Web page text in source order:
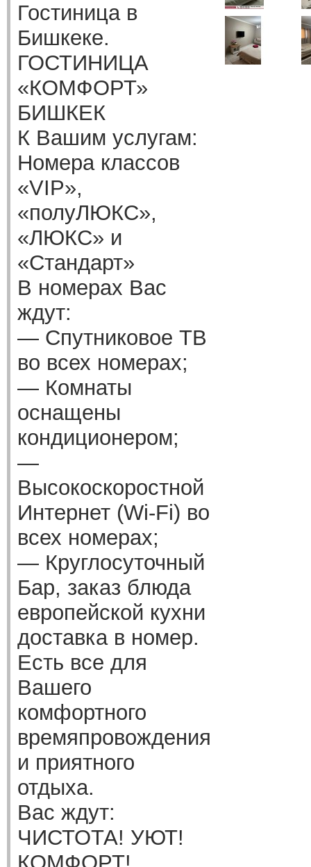
Гостиница в
Бишкеке.
ГОСТИНИЦА
«КОМФОРТ»
БИШКЕК
К Вашим услугам:
Номера классов
«VIP»,
«полуЛЮКС»,
«ЛЮКС» и
«Стандарт»
В номерах Вас
ждут:
— Спутниковое ТВ
во всех номерах;
— Комнаты
оснащены
кондиционером;
—
Высокоскоростной
Интернет (Wi-Fi) во
всех номерах;
— Круглосуточный
Бар, заказ блюда
европейской кухни
доставка в номер.
Есть все для
Вашего
комфортного
времяпровождения
и приятного
отдыха.
Вас ждут:
ЧИСТОТА! УЮТ!